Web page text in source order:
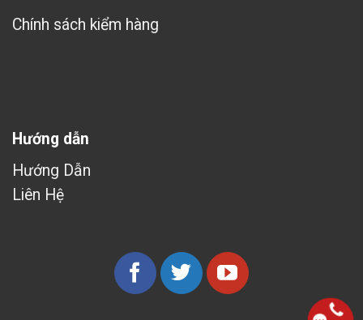
Chính sách kiểm hàng
Hướng dẫn
Hướng Dẫn
Liên Hệ